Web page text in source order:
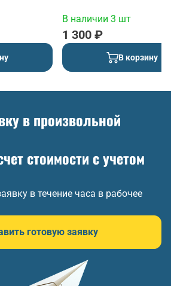
В наличии 3 шт
1 300 ₽
В корзину
в произвольной
стоимости с учетом
в течение часа в рабочее
готовую заявку